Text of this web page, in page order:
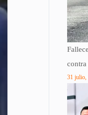
31 julio,